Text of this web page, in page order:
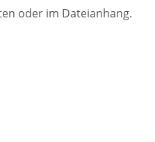
oder im Dateianhang.